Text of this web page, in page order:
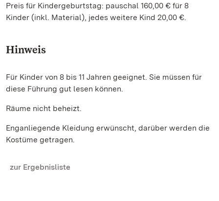
Preis für Kindergeburtstag: pauschal 160,00 € für 8
Kinder (inkl. Material), jedes weitere Kind 20,00 €.
Hinweis
Für Kinder von 8 bis 11 Jahren geeignet. Sie müssen für
diese Führung gut lesen können.
Räume nicht beheizt.
Enganliegende Kleidung erwünscht, darüber werden die
Kostüme getragen.
zur Ergebnisliste